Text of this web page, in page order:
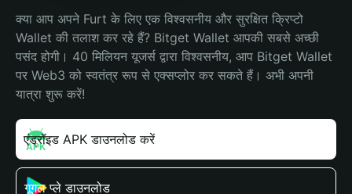
क्या आप अपने Furt के लिए एक विश्वसनीय और सुरक्षित क्रिप्टो
Wallet की तलाश कर रहे हैं? Bitget Wallet आपकी सबसे अच्छी
पसंद होगी। 40 मिलियन यूजर्स द्वारा विश्वसनीय, आप Bitget Wallet
पर Web3 को स्वतंत्र रूप से एक्सप्लोर कर सकते हैं। अभी अपनी
यात्रा शुरू करें!
एंड्रॉइड APK डाउनलोड करें
गूगल प्ले डाउनलोड